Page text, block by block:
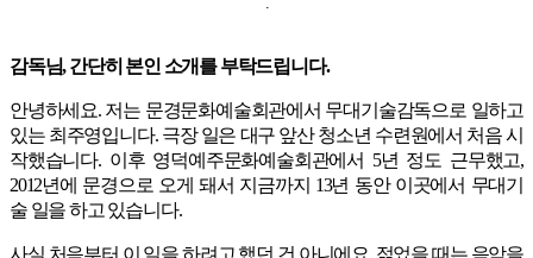
감독님, 간단히 본인 소개를 부탁드립니다.
안녕하세요. 저는 문경문화예술회관에서 무대기술감독으로 일하고
있는 최주영입니다. 극장 일은 대구 앞산 청소년 수련원에서 처음 시
작했습니다. 이후 영덕예주문화예술회관에서 5년 정도 근무했고,
2012년에 문경으로 오게 돼서 지금까지 13년 동안 이곳에서 무대기
술 일을 하고 있습니다.
사실 처음부터 이 일을 하려고 했던 건 아니에요. 젊었을 때는 음악을